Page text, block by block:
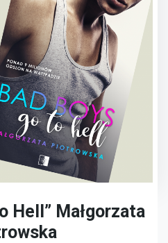
Hell” Małgorzata